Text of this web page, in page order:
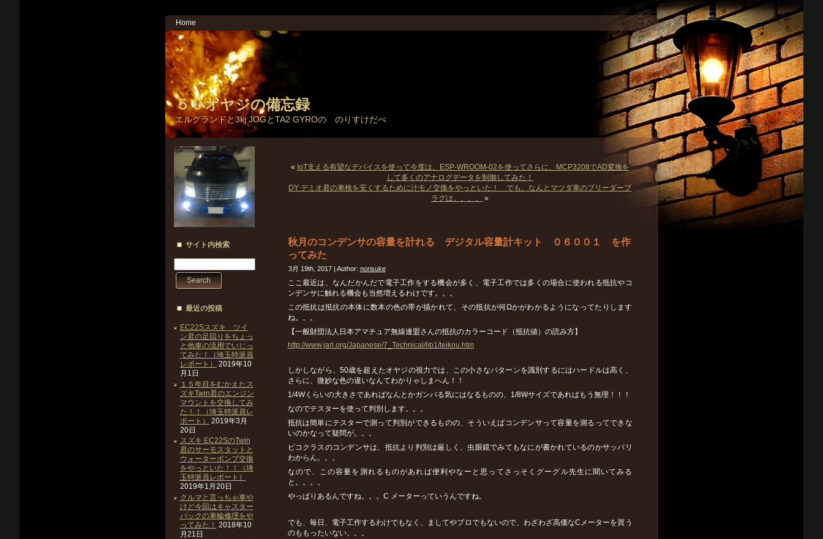
Home
５０オヤジの備忘録
エルグランドと3kj JOGとTA2 GYROの のりすけだべ
サイト内検索
最近の投稿
EC22Sスズキ ツイ
ン君の足回りをちょっ
と他車の流用でいじっ
てみた！（埼玉特派員
レポート）
2019年10
月1日
１５年目をむかえたス
ズキTwin君のエンジン
マウントを交換してみ
た！！（埼玉特派員レ
ポート）
2019年3月
20日
スズキ EC22SのTwin
君のサーモスタットと
ウォーターポンプ交換
をやっといた！！（埼
玉特派員レポート）
2019年1月20日
クルマと言っちゃ車や
けど今回はキャスター
バックの車輪修理をや
ってみた！ 2018年10
月21日
« IoT支える有望なデバイスを使って今度は、ESP-WROOM-02を使ってさらに、MCP3208でAD変換を
して多くのアナログデータを制御してみた！
DY デミオ君の車検を安くするために汁モノ交換をやっといた！ でも、なんとマツダ車のブリーダープ
ラグは。。。。
»
秋月のコンデンサの容量を計れる デジタル容量計キット ０６００１ を作
ってみた
3月 19th, 2017 | Author: norisuke
ここ最近は、なんだかんだで電子工作をする機会が多く、電子工作では多くの場合に使われる抵抗やコ
ンデンサに触れる機会も当然増えるわけです。。。
この抵抗は抵抗の本体に数本の色の帯が描かれて、その抵抗が何Ωかがわかるようになってたりします
ね。。。
【一般財団法人日本アマチュア無線連盟さんの抵抗のカラーコード（抵抗値）の読み方】
http://www.jarl.org/Japanese/7_Technical/lib1/teikou.htm
しかしながら、50歳を超えたオヤジの視力では、この小さなパターンを識別するにはハードルは高く、
さらに、微妙な色の違いなんてわかりゃしまへん！！
1/4Wくらいの大きさであればなんとかガンバる気にはなるものの、1/8Wサイズであればもう無理！！！
なのでテスターを使って判別します。。。
抵抗は簡単にテスターで測って判別ができるものの、そういえばコンデンサって容量を測るってできな
いのかなって疑問が。。。
ピコクラスのコンデンサは、抵抗より判別は厳しく、虫眼鏡でみてもなにが書かれているのかサッパリ
わからん。。。
なので、この容量を測れるものがあれば便利やなーと思ってさっそくグーグル先生に聞いてみる
と。。。。
やっぱりあるんですね。。。C メーターっていうんですね。
でも、毎日、電子工作するわけでもなく、ましてやプロでもないので、わざわざ高価なCメーターを買う
のももったいない。。。